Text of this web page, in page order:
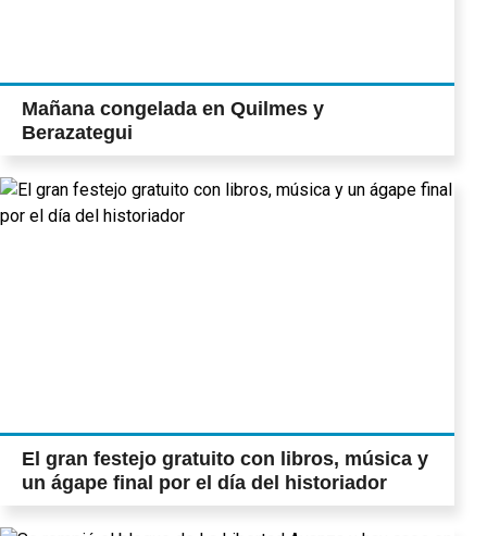
Mañana congelada en Quilmes y
Berazategui
El gran festejo gratuito con libros, música y
un ágape final por el día del historiador